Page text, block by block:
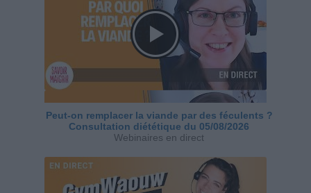
Peut-on remplacer la viande par des féculents ?
Consultation diététique du 05/08/2026
Webinaires en direct